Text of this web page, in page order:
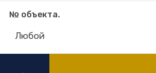
№ объекта.